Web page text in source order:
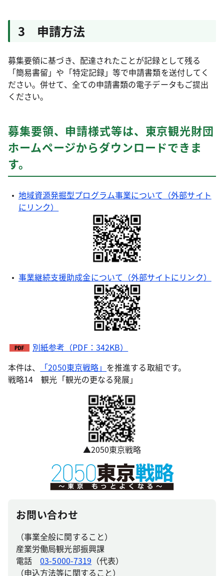
3 申請方法
募集要領に基づき、配達されたことが記録として残る
「簡易書留」や「特定記録」等で申請書類を送付してく
ださい。併せて、全ての申請書類の電子データもご提出
ください。
募集要領、申請様式等は、東京観光財団
ホームページからダウンロードできま
す。
地域資源発掘型プログラム事業について（外部サイト
にリンク）
事業継続支援助成金について（外部サイトにリンク）
別紙参考（PDF：342KB）
本件は、
「2050東京戦略」 を推進する取組です。
戦略14 観光「観光の更なる発展」
▲2050東京戦略
お問い合わせ
（事業全般に関すること）
産業労働局観光部振興課
電話03-5000-7319 （代表）
（申込方法等に関すること）